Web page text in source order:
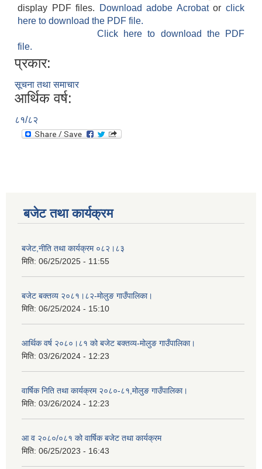
display PDF files.
Download adobe Acrobatorclick
here to download the PDF file.
Click here to download the PDF
file.
प्रकार:
सूचना तथा समाचार
आर्थिक वर्ष:
८१/८२
बजेट तथा कार्यक्रम
बजेट,नीति तथा कार्यक्रम ०८२।८३
मिति: 06/25/2025 - 11:55
बजेट बक्तव्य २०८१।८२-मोलुङ गाउँपालिका।
मिति: 06/25/2024 - 15:10
आर्थिक वर्ष २०८०।८१ को बजेट बक्तव्य-मोलुङ गाउँपालिका।
मिति: 03/26/2024 - 12:23
वार्षिक निति तथा कार्यक्रम २०८०-८१,मोलुङ गाउँपालिका।
मिति: 03/26/2024 - 12:23
आ व २०८०/०८१ को वार्षिक बजेट तथा कार्यक्रम
मिति: 06/25/2023 - 16:43